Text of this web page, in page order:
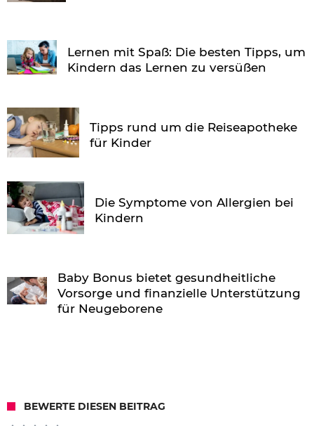
Lernen mit Spaß: Die besten Tipps, um
Kindern das Lernen zu versüßen
Tipps rund um die Reiseapotheke
für Kinder
Die Symptome von Allergien bei
Kindern
Baby Bonus bietet gesundheitliche
Vorsorge und finanzielle Unterstützung
für Neugeborene
BEWERTE DIESEN BEITRAG